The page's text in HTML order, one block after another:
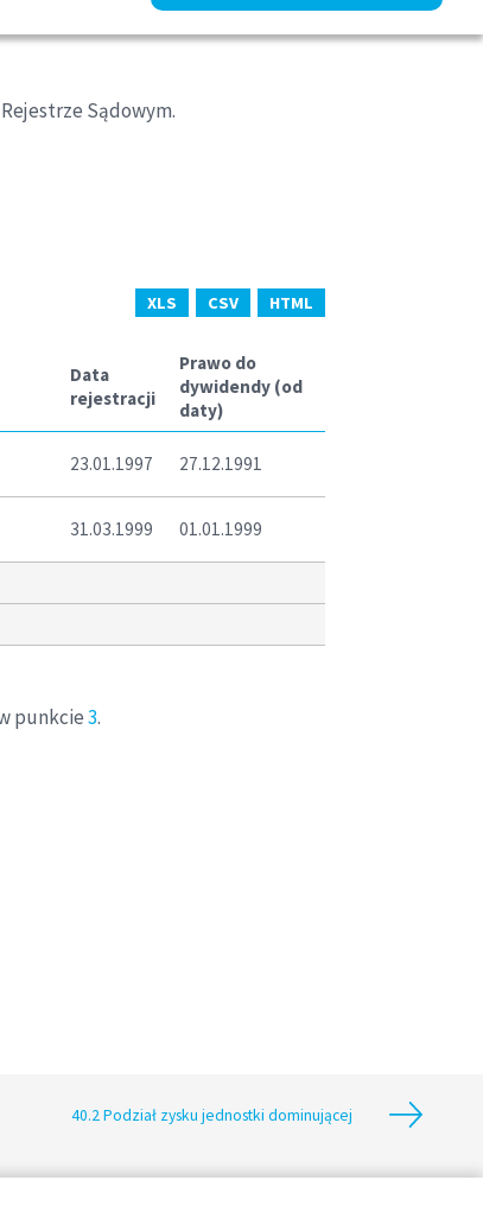
Sądowym.
XLS CSV HTML
Data
rejestracji
Prawo do
dywidendy (od
daty)
23.01.1997 27.12.1991
31.03.1999 01.01.1999
punkcie3.
40.2 Podział zysku jednostki dominującej